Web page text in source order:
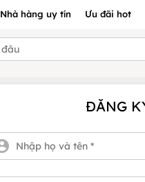
Nhà hàng uy tín Ưu đãi hot
ĐĂNG